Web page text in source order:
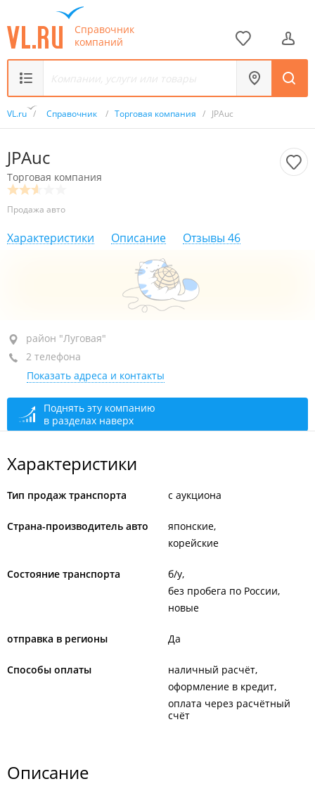
Справочник
компаний
VL.ru / Справочник / Торговая компания / JPAuc
JPAuc
Торговая компания
Продажа авто
Характеристики Описание Отзывы 46
район "Луговая", ул. Луговая, 30
оф. 16
+7 (423) 250-07-67
+7 908 998-10-54
закрыто, откроется через 50 мин.
район "Луговая"
2 телефона
Показать адреса и контакты
Поднять эту компанию
в разделах наверх
Характеристики
Тип продаж транспорта с аукциона
Страна-производитель авто
японские
корейские
Состояние транспорта
б/у
без пробега по России
новые
отправка в регионы Да
Способы оплаты
наличный расчёт
оформление в кредит
оплата через расчётный
счёт
Описание